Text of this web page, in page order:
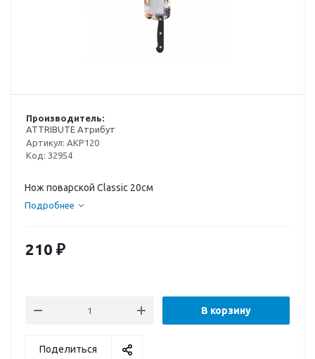
Производитель:
ATTRIBUTE Атрибут
Артикул: AKP120
Код: 32954
Нож поварской Classic 20см
Подробнее
210 ₽
В корзину
Поделиться